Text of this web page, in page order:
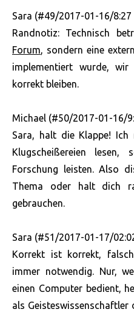
Sara (#49/2017-01-16/8:27
Randnotiz: Technisch
Forum, sondern eine
implementiert wurde,
korrekt bleiben.
Michael (#50/2017-01-16/
Sara, halt die Klappe!
Klugscheißereien
Forschung leisten. Also
Thema oder halt dich
gebrauchen.
Sara (#51/2017-01-17/
Korrekt ist korrekt,
immer notwendig. Nur,
einen Computer bedient,
als